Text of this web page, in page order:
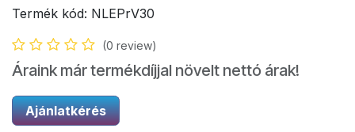
Termék kód: NLEPrV30
(0 review)
Áraink már termékdíjjal növelt nettó árak!
Ajánlatkérés